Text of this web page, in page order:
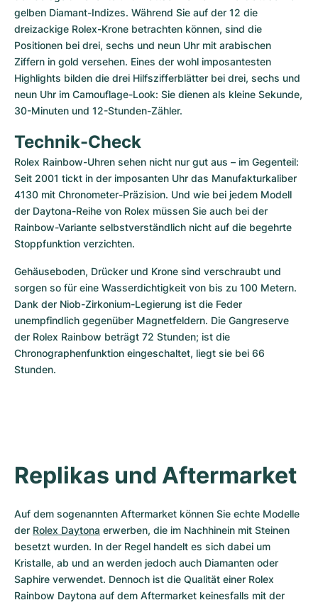
gelben Diamant-Indizes. Während Sie auf der 12 die
dreizackige Rolex-Krone betrachten können, sind die
Positionen bei drei, sechs und neun Uhr mit arabischen
Ziffern in gold versehen. Eines der wohl imposantesten
Highlights bilden die drei Hilfszifferblätter bei drei, sechs und
neun Uhr im Camouflage-Look: Sie dienen als kleine Sekunde,
30-Minuten und 12-Stunden-Zähler.
Technik-Check
Rolex Rainbow-Uhren sehen nicht nur gut aus – im Gegenteil:
Seit 2001 tickt in der imposanten Uhr das Manufakturkaliber
4130 mit Chronometer-Präzision. Und wie bei jedem Modell
der Daytona-Reihe von Rolex müssen Sie auch bei der
Rainbow-Variante selbstverständlich nicht auf die begehrte
Stoppfunktion verzichten.
Gehäuseboden, Drücker und Krone sind verschraubt und
sorgen so für eine Wasserdichtigkeit von bis zu 100 Metern.
Dank der Niob-Zirkonium-Legierung ist die Feder
unempfindlich gegenüber Magnetfeldern. Die Gangreserve
der Rolex Rainbow beträgt 72 Stunden; ist die
Chronographenfunktion eingeschaltet, liegt sie bei 66
Stunden.
Replikas und Aftermarket
Auf dem sogenannten Aftermarket können Sie echte Modelle
der Rolex Daytona erwerben, die im Nachhinein mit Steinen
besetzt wurden. In der Regel handelt es sich dabei um
Kristalle, ab und an werden jedoch auch Diamanten oder
Saphire verwendet. Dennoch ist die Qualität einer Rolex
Rainbow Daytona auf dem Aftermarket keinesfalls mit der